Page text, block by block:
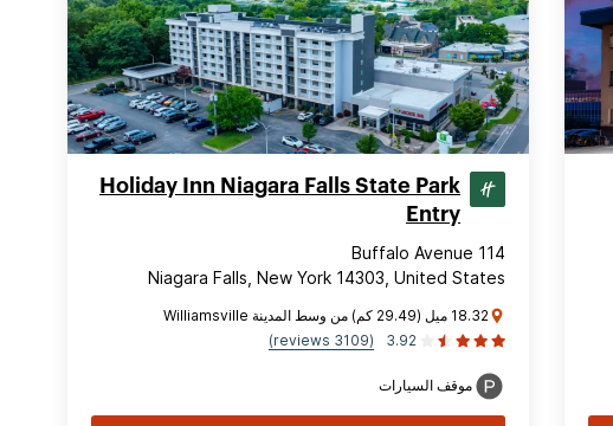
Holiday Inn Niagara Falls State Park
Entry
114 Buffalo Avenue
Niagara Falls, New York 14303, United States
18.32 ميل (29.49 كم) من وسط المدينة Williamsville
3.92
(3109 reviews)
موقف السيارات